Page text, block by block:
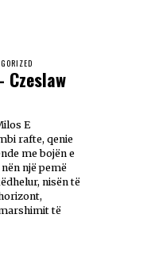
E
rafte, qenie
me bojën e
një pemë
nisën të
të